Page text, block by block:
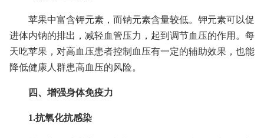
苹果中富含钾元素，而钠元素含量较低。钾元素可以促
进体内钠的排出，减轻血管压力，起到调节血压的作用。每
天吃苹果，对高血压患者控制血压有一定的辅助效果，也能
降低健康人群患高血压的风险。
四、增强身体免疫力
1.抗氧化抗感染